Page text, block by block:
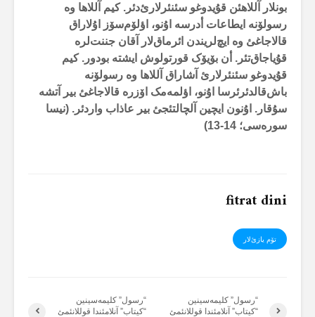
بونلار آللاهئن قۇیدوغو سئنئرلارئ‌دئر. کیم آللاها وە
رسولۆنە ایطاعات أدرسە اۇنو، اؤلۆم‌سۆز اۇلاراق
قالاجاغئ وە ایچ‌لریندن ائرماق‌لار آقان جننت‌لرە
قۇیاجاق‌تئر. أن بۆیۆک قورتولوش ایشتە بودور. کیم
قۇیدوغو سئنئرلارئ آشاراق آللاها وە رسولۆنە
باش‌قالدئرئرسا اۇنو، اؤلمەمک اۆزرە قالاجاغئ بیر آتشە
سۇقار. اۇنون ایچین آلچالتئجئ بیر عاذاب واردئر. (نیسا
سورەسی؛ 14-13)
fitrat dini
تۆم یازئ‌لار
“رسول” کلیمەسینین
“کیتاب” آنلامئندا قوللانئمئ
“رسول” کلیمەسینین
“کیتاب” آنلامئندا قوللانئمئ